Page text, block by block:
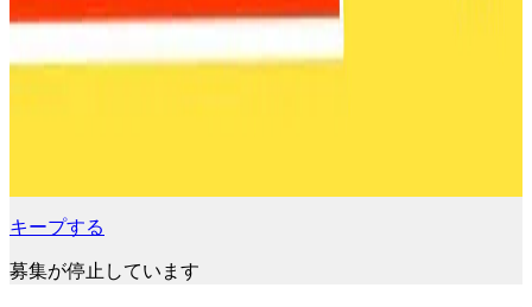
キープする
募集が停止しています